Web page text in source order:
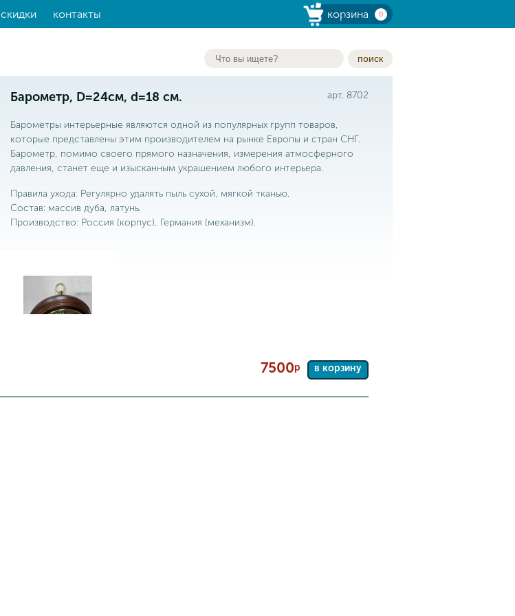
скидки контакты корзина 0
поиск
Барометр, D=24см, d=18 см. арт. 8702
Барометры интерьерные являются одной из популярных групп товаров,
которые представлены этим производителем на рынке Европы и стран СНГ.
Барометр, помимо своего прямого назначения, измерения атмосферного
давления, станет еще и изысканным украшением любого интерьера.
Правила ухода: Регулярно удалять пыль сухой, мягкой тканью.
Состав: массив дуба, латунь.
Производство: Россия (корпус), Германия (механизм).
7500р в корзину